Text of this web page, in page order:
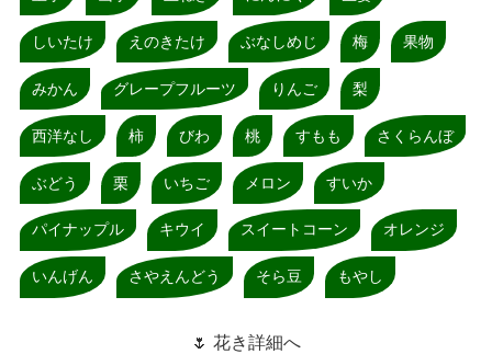
しいたけ えのきたけ ぶなしめじ 梅 果物
みかん グレープフルーツ りんご 梨
西洋なし 柿 びわ 桃 すもも さくらんぼ
ぶどう 栗 いちご メロン すいか
パイナップル キウイ スイートコーン オレンジ
いんげん さやえんどう そら豆 もやし
🌷 花き詳細へ